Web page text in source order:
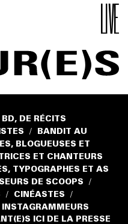
DE RÉCITS
/
BANDIT AU
BLOGUEUSES ET
ET CHANTEURS
TYPOGRAPHES ET AS
DE SCOOPS /
/ CINÉASTES /
ICI DE LA PRESSE